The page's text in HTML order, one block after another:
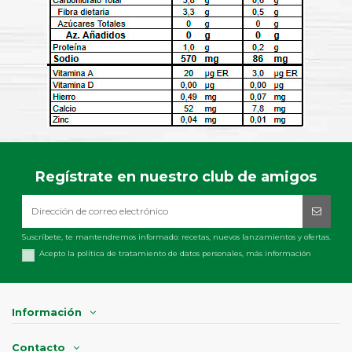
Regístrate en nuestro club de amigos
Suscríbete, te mantendremos informado: recetas, nuevos lanzamientos y ofertas.
Acepto la política de tratamiento de datos personales, más información
Información
Contacto